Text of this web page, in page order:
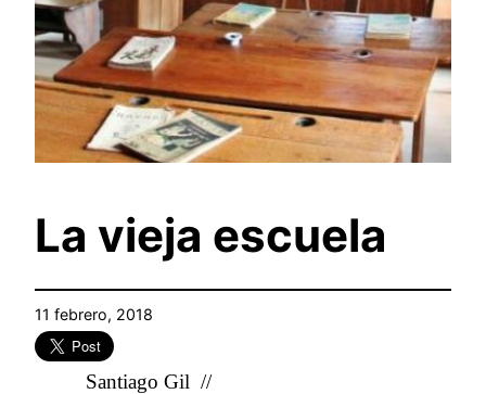
La vieja escuela
11 febrero, 2018
Santiago Gil //